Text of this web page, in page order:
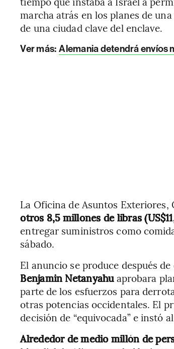
marcha atrás en los planes de
de una ciudad clave del enclave.
Ver más: Alemania detendrá envíos
La Oficina de Asuntos
otros 8,5 millones de libras
entregar suministros como
sábado.
El anuncio se produce después
Benjamin Netanyahuaprobara
parte de los esfuerzos para
otras potencias occidentales. El
decisión de “equivocada” e instó
Alrededor de medio millón de